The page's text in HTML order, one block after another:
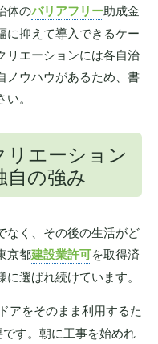
体のバリアフリー助成金
に抑えて導入できるケー
リエーションには各自治
ノウハウがあるため、書
。
エーション
自の強み
なく、その後の生活がど
京都建設業許可を取得済
選ばれ続けています。
アをそのまま利用するた
す。朝に工事を始めれ